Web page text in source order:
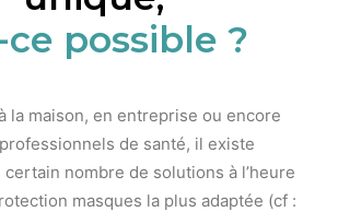
possible ?
la maison, en entreprise ou encore
de santé, il existe
certain nombre de solutions à l’heure
masques la plus adaptée (cf :